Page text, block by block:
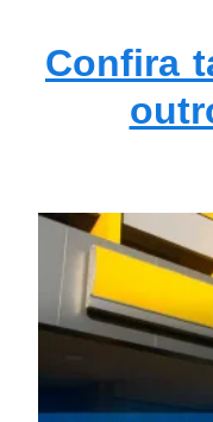
Confira